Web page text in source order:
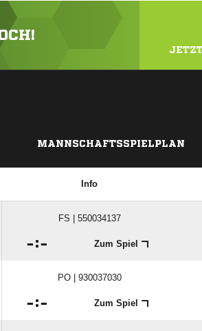
MANNSCHAFTSSPIELPLAN
Info
FS | 550034137
: Zum Spiel
PO | 930037030
: Zum Spiel